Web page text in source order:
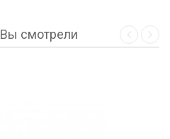
Вы смотрели